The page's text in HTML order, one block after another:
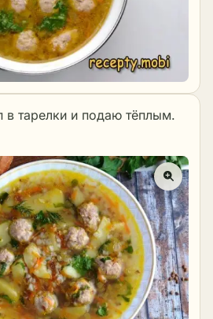
в тарелки и подаю тёплым.